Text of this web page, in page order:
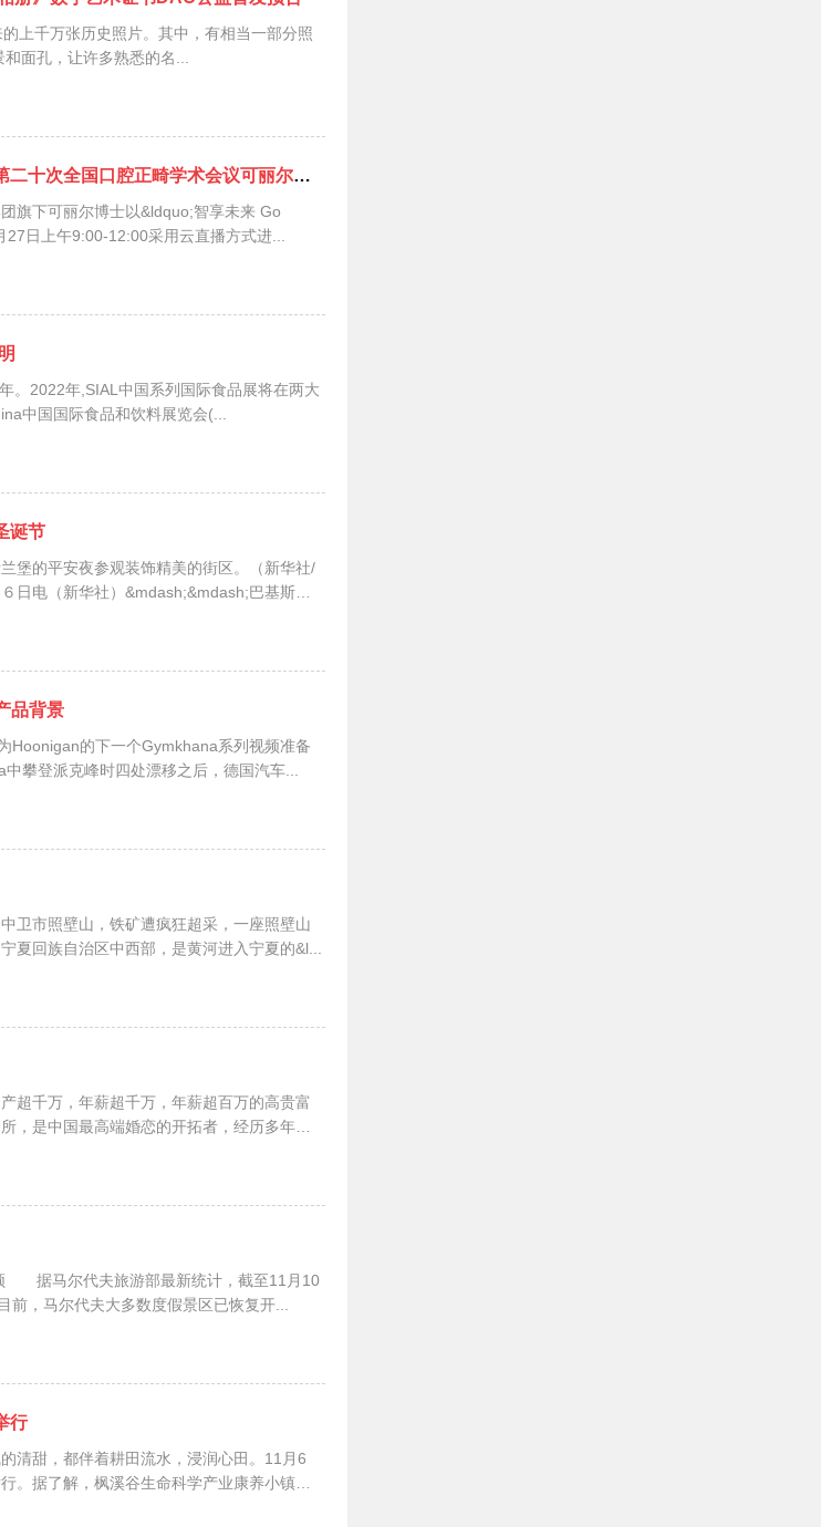
上千万张历史照片。其中，有相当一部分照
光影定格的场景和面孔，让许多熟悉的名...
探秘四维正畸 重塑隐形矫治底层逻辑 | 第二十次全国口腔正畸学术会议可丽尔专场回顾
旗下可丽尔博士以&ldquo;智享未来 Go
日上午9:00-12:00采用云直播方式进...
。2022年,SIAL中国系列国际食品展将在两大
China中国国际食品和饮料展览会(...
诞节
堡的平安夜参观装饰精美的街区。（新华社/
日电（新华社）&mdash;&mdash;巴基斯坦
品背景
Hoonigan的下一个Gymkhana系列视频准备
攀登派克峰时四处漂移之后，德国汽车...
卫市照壁山，铁矿遭疯狂超采，一座照壁山
回族自治区中西部，是黄河进入宁夏的&l...
超千万，年薪超千万，年薪超百万的高贵富
，是中国最高端婚恋的开拓者，经历多年的
据马尔代夫旅游部最新统计，截至11月10
，马尔代夫大多数度假景区已恢复开...
行
清甜，都伴着耕田流水，浸润心田。11月6
。据了解，枫溪谷生命科学产业康养小镇位